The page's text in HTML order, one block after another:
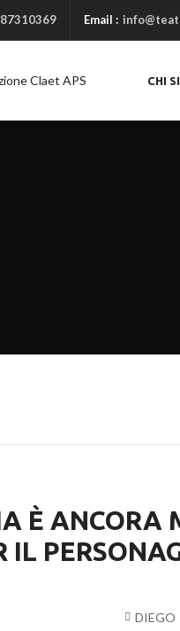
Email :
Claet APS CHI
È ANCORA
IL
DIEGO